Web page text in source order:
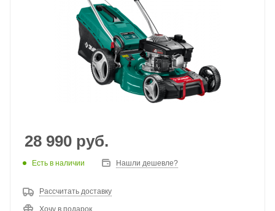
28 990 руб.
Есть в наличии Нашли дешевле?
Рассчитать доставку
Хочу в подарок